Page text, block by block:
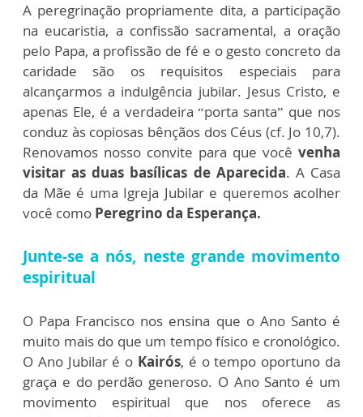
A peregrinação propriamente dita, a participação
na eucaristia, a confissão sacramental, a oração
pelo Papa, a profissão de fé e o gesto concreto da
caridade são os requisitos especiais para
alcançarmos a indulgência jubilar. Jesus Cristo, e
apenas Ele, é a verdadeira “porta santa” que nos
conduz às copiosas bênçãos dos Céus (cf. Jo 10,7).
Renovamos nosso convite para que você venha
visitar as duas basílicas de Aparecida. A Casa
da Mãe é uma Igreja Jubilar e queremos acolher
você como Peregrino da Esperança.
Junte-se a nós, neste grande movimento
espiritual
O Papa Francisco nos ensina que o Ano Santo é
muito mais do que um tempo físico e cronológico.
O Ano Jubilar é o Kairós, é o tempo oportuno da
graça e do perdão generoso. O Ano Santo é um
movimento espiritual que nos oferece as